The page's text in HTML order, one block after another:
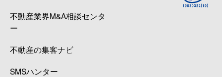
不動産業界M&A相談センタ
ー
不動産の集客ナビ
SMSハンター